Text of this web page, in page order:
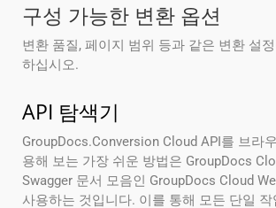
구성 가능한 변환 옵션
변환 품질, 페이지 범위 등과 같은 변환 설
하십시오.
API 탐색기
GroupDocs.Conversion Cloud API를 브라
용해 보는 가장 쉬운 방법은 GroupDocs
Swagger 문서 모음인 GroupDocs Cloud
사용하는 것입니다. 이를 통해 모든 단일